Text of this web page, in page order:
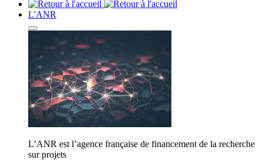
L'ANR
L’ANR est l’agence française de financement de la recherche
sur projets